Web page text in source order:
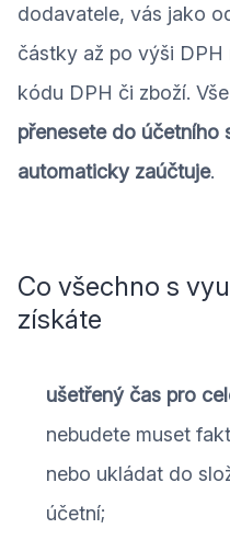
dodavatele, vás jako
částky až po výši
kódu DPH či zboží.
přenesete do účetního
automaticky zaúčtuje.
Co všechno s
získáte
ušetřený čas pro
nebudete muset
nebo ukládat do
účetní;